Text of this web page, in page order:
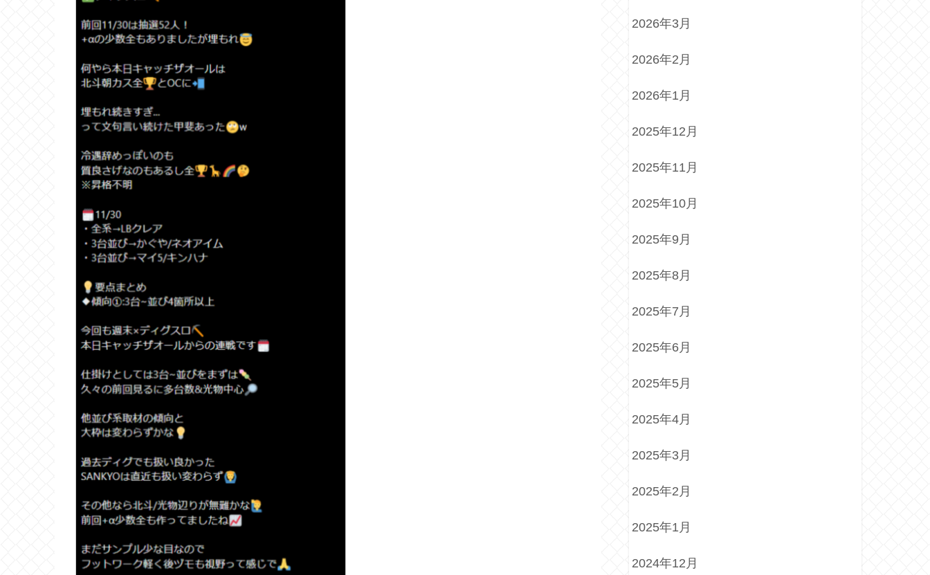
2026年3月
2026年2月
2026年1月
2025年12月
2025年11月
2025年10月
2025年9月
2025年8月
2025年7月
2025年6月
2025年5月
2025年4月
2025年3月
2025年2月
2025年1月
2024年12月